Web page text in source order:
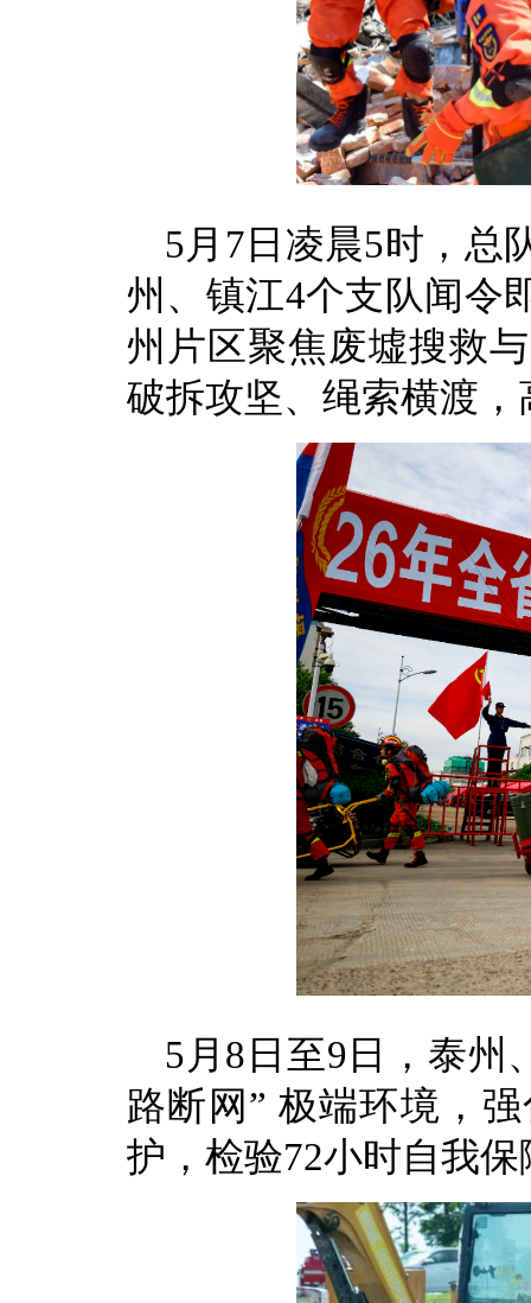
5月7日凌晨5时，总
州、镇江4个支队闻令
州片区聚焦废墟搜救
破拆攻坚、绳索横渡
5月8日至9日，泰州
路断网” 极端环境，
护，检验72小时自我